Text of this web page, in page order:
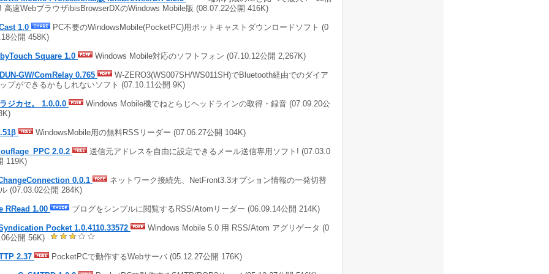
高速WebブラウザibisBrowserDXのWindows Mobile版 (08.07.22公開 416K)
1.0
PC不要のWindowsMobile(PocketPC)用ポットキャストダウンロードソフト (0
公開 458K)
Square 1.0 Windows Mobile対応のソフトフォン (07.10.12公開 2,267K)
GW/ComRelay 0.765
W-ZERO3(WS007SH/WS011SH)でBluetooth経由でのダイア
プができるかもしれないソフト (07.10.11公開 9K)
ジカセ。 1.0.0.0
Windows Mobile機でねとらじヘッドラインの取得・録音 (07.09.20公
WindowsMobile用の無料RSSリーダー (07.06.27公開 104K)
2.0.2
送信元アドレスを自由に設定できるメール送信専用ソフト! (07.03.0
119K)
0.0.1
ネットワーク接続先、NetFront3.3オプション情報の一発切替
(07.03.02公開 284K)
RRead 1.00 ブログをシンプルに閲覧するRSS/Atomリーダー (06.09.14公開 214K)
Pocket 1.0.4110.33572
Windows Mobile 5.0 用 RSS/Atom アグリゲータ (0
公開 56K)
2.37 PocketPCで動作するWebサーバ (05.12.27公開 176K)